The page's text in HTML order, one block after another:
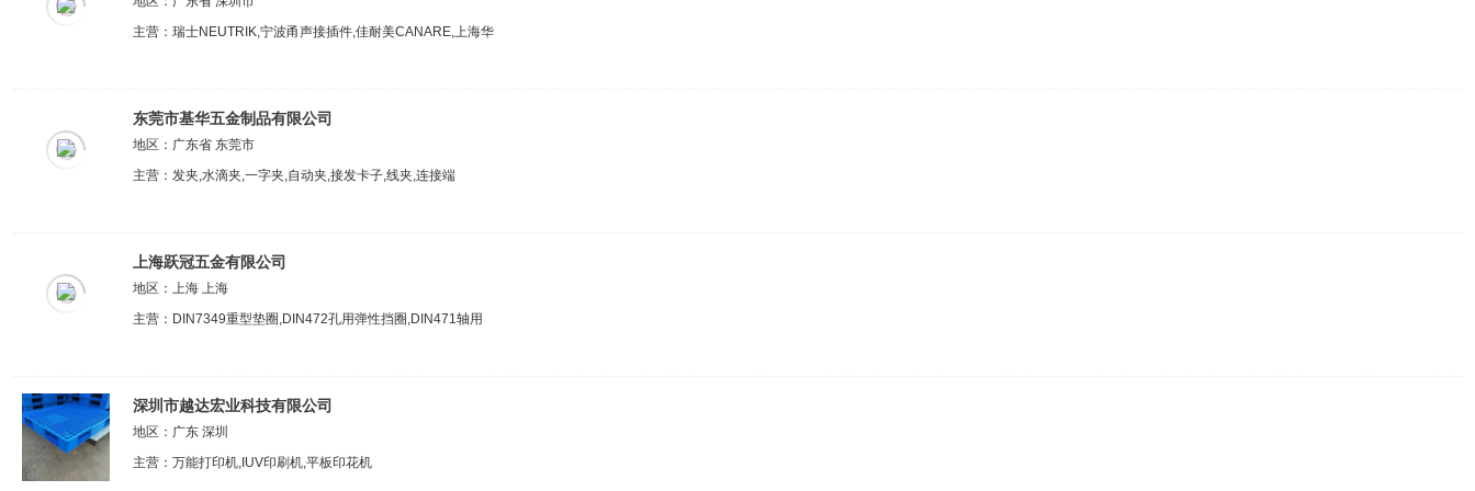
主营：瑞士NEUTRIK,宁波甬声接插件,佳耐美CANARE,上海华
东莞市基华五金制品有限公司
地区：广东省 东莞市
主营：发夹,水滴夹,一字夹,自动夹,接发卡子,线夹,连接端
上海跃冠五金有限公司
地区：上海 上海
主营：DIN7349重型垫圈,DIN472孔用弹性挡圈,DIN471轴用
深圳市越达宏业科技有限公司
地区：广东 深圳
主营：万能打印机,IUV印刷机,平板印花机